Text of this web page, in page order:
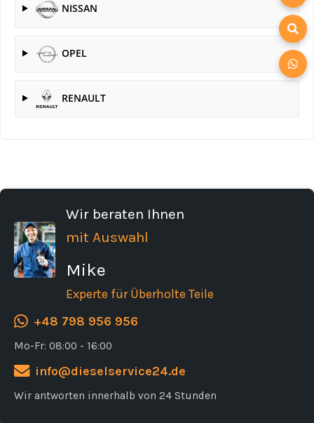
NISSAN
OPEL
RENAULT
Wir beraten Ihnen
mit Auswahl
Mike
Experte für Überholte Teile
+48 798 956 956
Mo-Fr: 08:00 - 16:00
info@dieselservice24.de
Wir antworten innerhalb von 24 Stunden